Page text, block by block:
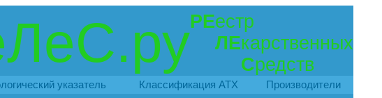
РЕестр
ЛЕкарственных
Средств
указатель Классификация АТХ Производители